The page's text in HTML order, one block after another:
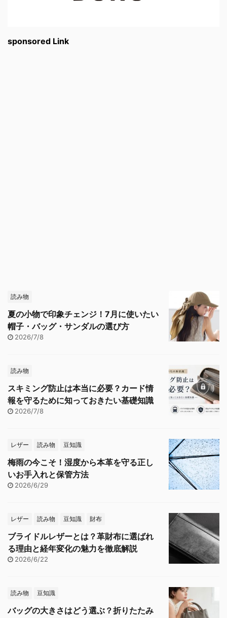
sponsored Link
読み物
夏の小物で印象チェンジ！7月に使いたい
帽子・バッグ・サンダルの選び方
2026/7/8
読み物
スキミング防止は本当に必要？カード情
報を守るために知っておきたい基礎知識
2026/7/8
レザー 読み物 豆知識
梅雨の今こそ！湿度から本革を守る正し
いお手入れと保管方法
2026/6/29
レザー 読み物 豆知識 財布
ブライドルレザーとは？革財布に選ばれ
る理由と経年変化の魅力を徹底解説
2026/6/22
読み物 豆知識
バッグの大きさはどう選ぶ？折りたたみ